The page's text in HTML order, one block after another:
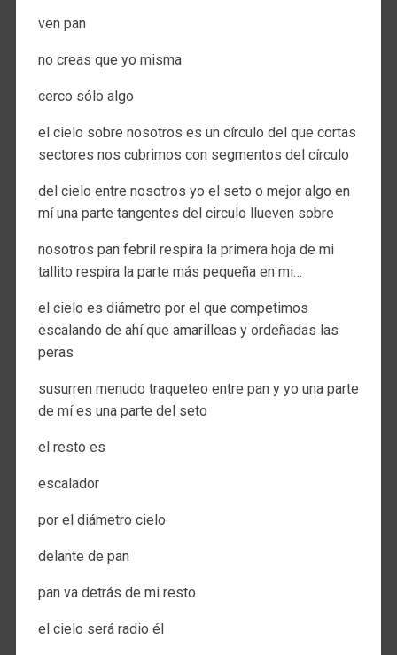
ven pan
no creas que yo misma
cerco sólo algo
el cielo sobre nosotros es un círculo del que cortas
sectores nos cubrimos con segmentos del círculo
del cielo entre nosotros yo el seto o mejor algo en
mí una parte tangentes del circulo llueven sobre
nosotros pan febril respira la primera hoja de mi
tallito respira la parte más pequeña en mi…
el cielo es diámetro por el que competimos
escalando de ahí que amarilleas y ordeñadas las
peras
susurren menudo traqueteo entre pan y yo una parte
de mí es una parte del seto
el resto es
escalador
por el diámetro cielo
delante de pan
pan va detrás de mi resto
el cielo será radio él